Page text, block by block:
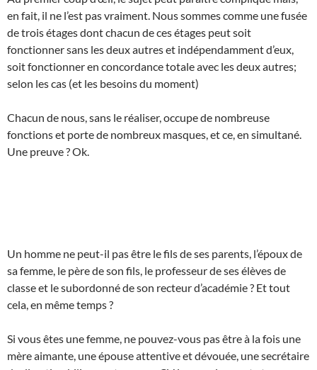
en fait, il ne l’est pas vraiment. Nous sommes comme une fusée
de trois étages dont chacun de ces étages peut soit
fonctionner sans les deux autres et indépendamment d’eux,
soit fonctionner en concordance totale avec les deux autres;
selon les cas (et les besoins du moment)
Chacun de nous, sans le réaliser, occupe de nombreuse
fonctions et porte de nombreux masques, et ce, en simultané.
Une preuve ? Ok.
Un homme ne peut-il pas être le fils de ses parents, l’époux de
sa femme, le père de son fils, le professeur de ses élèves de
classe et le subordonné de son recteur d’académie ? Et tout
cela, en même temps ?
Si vous êtes une femme, ne pouvez-vous pas être à la fois une
mère aimante, une épouse attentive et dévouée, une secrétaire